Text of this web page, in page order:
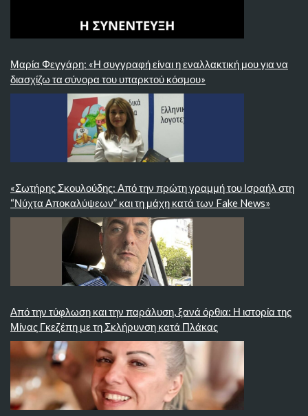
Μαρία Φεγγάρη: «Η συγγραφή είναι η εναλλακτική μου για να
διασχίζω τα σύνορα του υπαρκτού κόσμου»
«Σωτήρης Σκουλούδης: Από την πρώτη γραμμή του Ισραήλ στη
“Νύχτα Αποκαλύψεων” και τη μάχη κατά των Fake News»
Από την τύφλωση και την παράλυση, ξανά όρθια: Η ιστορία της
Μίνας Γκεζέπη με τη Σκλήρυνση κατά Πλάκας